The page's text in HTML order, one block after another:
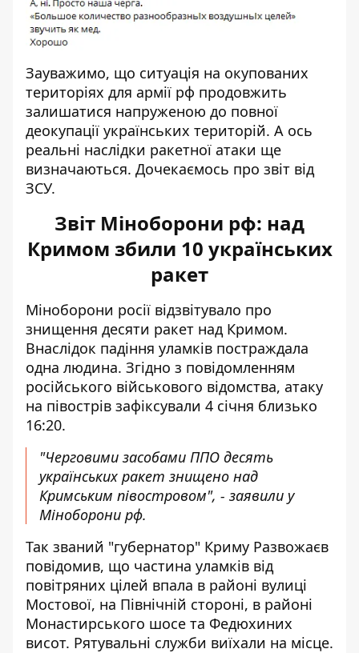
Зауважимо, що ситуація на окупованих
територіях для армії рф продовжить
залишатися напруженою до повної
деокупації українських територій. А ось
реальні наслідки ракетної атаки ще
визначаються. Дочекаємось про звіт від
ЗСУ.
Звіт Міноборони рф: над
Кримом збили 10 українських
ракет
Міноборони росії відзвітувало про
знищення десяти ракет над Кримом.
Внаслідок падіння уламків постраждала
одна людина. Згідно з повідомленням
російського військового відомства, атаку
на півострів зафіксували 4 січня близько
16:20.
"Черговими засобами ППО десять
українських ракет знищено над
Кримським півостровом", - заявили у
Міноборони рф.
Так званий "губернатор" Криму Развожаєв
повідомив, що частина уламків від
повітряних цілей впала в районі вулиці
Мостової, на Північній стороні, в районі
Монастирського шосе та Федюхиних
висот. Рятувальні служби виїхали на місце.